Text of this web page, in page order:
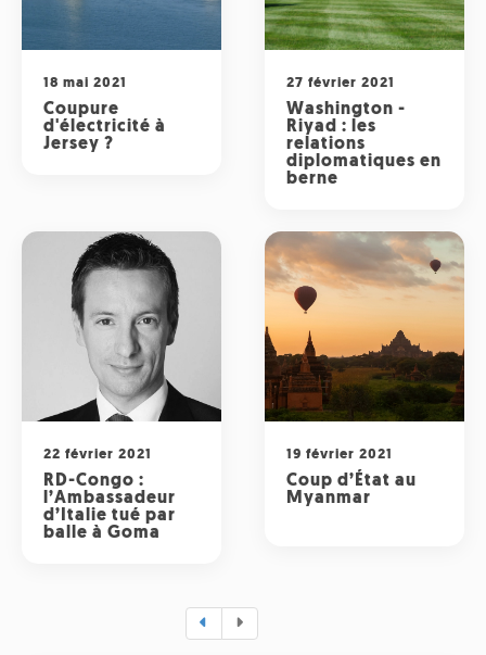
18 mai 2021
Coupure
d'électricité à
Jersey ?
27 février 2021
Washington -
Riyad : les
relations
diplomatiques en
berne
22 février 2021
RD-Congo :
l’Ambassadeur
d’Italie tué par
balle à Goma
19 février 2021
Coup d’État au
Myanmar